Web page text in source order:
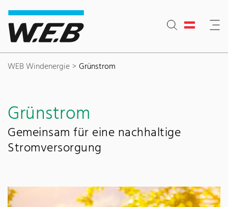
Inhaltsbereich
Suche
Hauptnavigation
Kontakt
Footer
WEB Windenergie Grünstrom
Grünstrom
Gemeinsam für eine nachhaltige
Stromversorgung